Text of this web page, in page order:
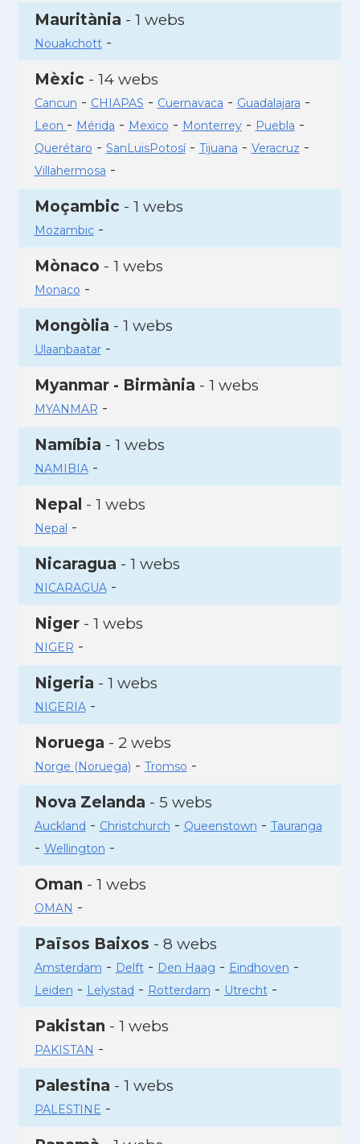
Mauritània - 1 webs
Nouakchott-
Mèxic - 14 webs
Cancun - CHIAPAS - Cuernavaca - Guadalajara -
Leon - Mérida - Mexico - Monterrey- Puebla -
Querétaro - SanLuisPotosí- Tijuana - Veracruz -
Villahermosa -
Moçambic - 1 webs
Mozambic-
Mònaco - 1 webs
Monaco -
Mongòlia - 1 webs
Ulaanbaatar-
Myanmar - Birmània - 1 webs
MYANMAR -
Namíbia - 1 webs
NAMIBIA-
Nepal - 1 webs
Nepal -
Nicaragua - 1 webs
NICARAGUA-
Niger- 1 webs
NIGER -
Nigeria - 1 webs
NIGERIA-
Noruega - 2 webs
Norge (Noruega) - Tromso -
Nova Zelanda - 5 webs
Auckland - Christchurch - Queenstown - Tauranga
- Wellington -
Oman - 1 webs
OMAN -
Països Baixos - 8 webs
Amsterdam - Delft- Den Haag - Eindhoven -
Leiden - Lelystad - Rotterdam - Utrecht-
Pakistan - 1 webs
PAKISTAN -
Palestina - 1 webs
PALESTINE -